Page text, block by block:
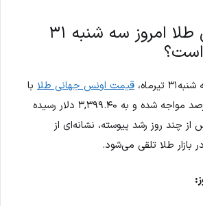
قیمت جهانی طلا امروز سه شنبه ۳۱
است؟
قیمت اونس جهانی طلا با
افتی معادل ۰.۳۳ درصد مواجه شده و به ۳,۳۹۹.۴۰ دلار رسیده
چند روز رشد پیوسته، نشانه‌ای از
بازار طلا تلقی می‌شود.